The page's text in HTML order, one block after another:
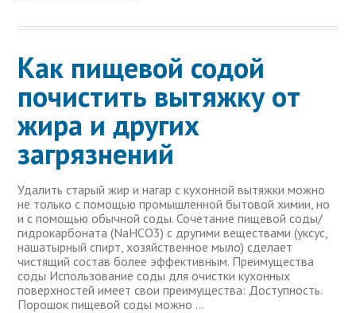
Как пищевой содой
почистить вытяжку от
жира и других
загрязнений
Удалить старый жир и нагар с кухонной вытяжки можно
не только с помощью промышленной бытовой химии, но
и с помощью обычной соды. Сочетание пищевой соды/
гидрокарбоната (NaHCO3) с другими веществами (уксус,
нашатырный спирт, хозяйственное мыло) сделает
чистящий состав более эффективным. Преимущества
соды Использование соды для очистки кухонных
поверхностей имеет свои преимущества: Доступность.
Порошок пищевой соды можно …